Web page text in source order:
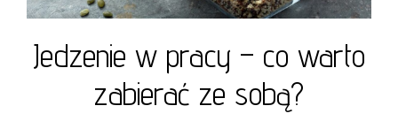
Jedzenie w pracy – co warto
zabierać ze sobą?